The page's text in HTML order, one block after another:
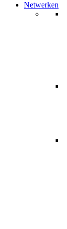
Netwerken